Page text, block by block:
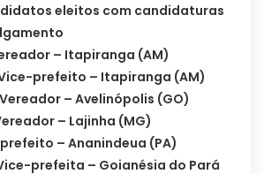
eleitos com candidaturas
– Itapiranga (AM)
prefeito – Itapiranga (AM)
– Avelinópolis (GO)
– Lajinha (MG)
– Ananindeua (PA)
prefeita – Goianésia do Pará